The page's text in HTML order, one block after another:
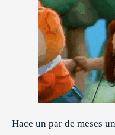
Hace un par de meses